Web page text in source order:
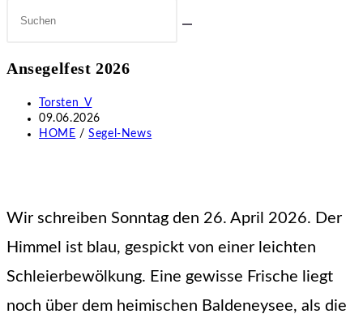
Diese
durchsuchen
Ansegelfest 2026
Beitrags-
Autor:
Torsten_V
Beitrag
veröffentlicht:
09.06.2026
Beitrags-
HOME / Segel-News
Wir schreiben Sonntag den 26. April 2026. Der
Himmel ist blau, gespickt von einer leichten
Schleierbewölkung. Eine gewisse Frische liegt
noch über dem heimischen Baldeneysee, als die